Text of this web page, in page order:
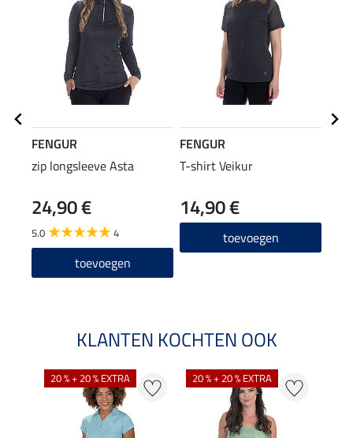
FENGUR
zip longsleeve Asta
24,90 €
5.0 4
toevoegen
FENGUR
T-shirt Veikur
14,90 €
toevoegen
KLANTEN KOCHTEN OOK
20 % + 20 % EXTRA 20 % + 20 % EXTRA